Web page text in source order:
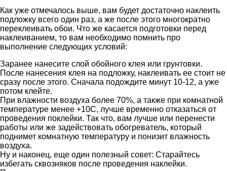
Как уже отмечалось выше, вам будет достаточно наклеить
подложку всего один раз, а же после этого многократно
переклеивать обои. Что же касается подготовки перед
наклеиванием, то вам необходимо помнить про
выполнение следующих условий:
Заранее нанесите слой обойного клея или грунтовки.
После нанесения клея на подложку, наклеивать ее стоит не
сразу после этого. Сначала подождите минут 10-12, а уже
потом клейте.
При влажности воздуха более 70%, а также при комнатной
температуре менее +10C, лучше временно отказаться от
проведения поклейки. Так что, вам лучше или перенести
работы или же задействовать обогреватель, который
поднимет комнатную температуру и понизит влажность
воздуха.
Ну и наконец, еще один полезный совет: Старайтесь
избегать сквозняков после проведения наклейки.